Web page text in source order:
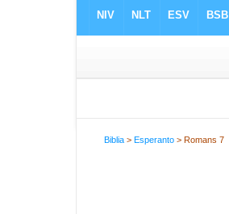
Biblia >Esperanto > Romans 7